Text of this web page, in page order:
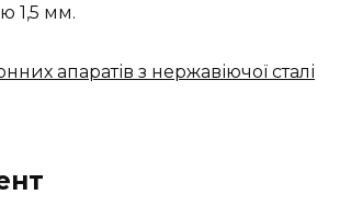
1,5 мм.
апаратів з нержавіючої сталі